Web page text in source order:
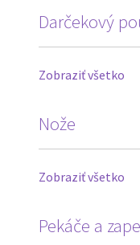
Darčekový
Zobraziť všetko
Nože
Zobraziť všetko
Pekáče a